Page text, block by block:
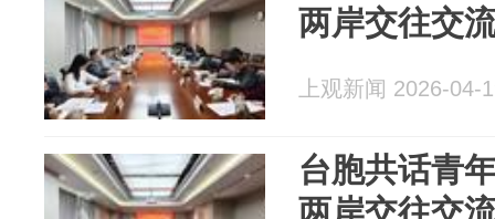
两岸交往交
上观新闻 2026-04-
台胞共话青